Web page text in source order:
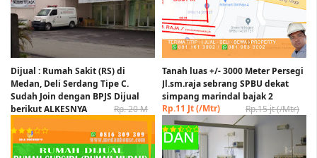
Dijual : Rumah Sakit (RS) di
Medan, Deli Serdang Tipe C.
Sudah Join dengan BPJS Dijual
berikut ALKESNYA
Rp. 20 M
Rp. 15 M (Nego)
Tanah luas +/- 3000 Meter Persegi
Jl.sm.raja sebrang SPBU dekat
simpang marindal bajak 2
Rp.15 jt (/Mtr)
Rp.11 Jt (/Mtr)
(Nego)